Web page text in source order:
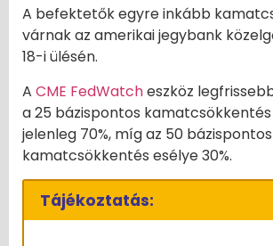
A befektetők egyre inkább
várnak az amerikai jegybank
18-i ülésén.
A CME FedWatcheszköz
a 25 bázispontos
jelenleg 70%, míg az 50 bázispontos
kamatcsökkentés esélye 30%.
Tájékoztatás: